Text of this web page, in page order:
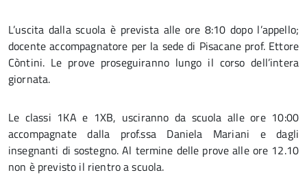
L’uscita dalla scuola è prevista alle ore 8:10 dopo l’appello;
docente accompagnatore per la sede di Pisacane prof. Ettore
Còntini. Le prove proseguiranno lungo il corso dell’intera
giornata.
Le classi 1KA e 1XB, usciranno da scuola alle ore 10:00
accompagnate dalla prof.ssa Daniela Mariani e dagli
insegnanti di sostegno. Al termine delle prove alle ore 12.10
non è previsto il rientro a scuola.